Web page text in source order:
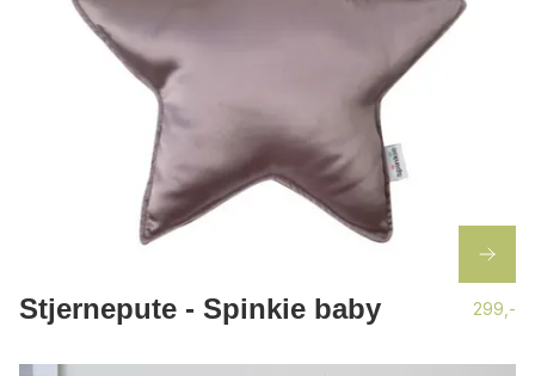
Stjernepute - Spinkie baby 299,-